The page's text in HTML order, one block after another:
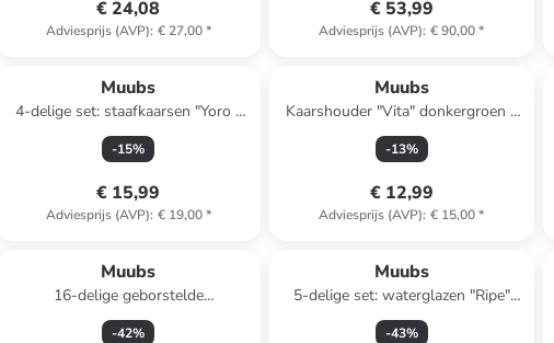
€ 24,08
Adviesprijs (AVP): € 27,00*
€ 53,99
Adviesprijs (AVP): € 90,00*
Muubs
4-delige set: staafkaarsen "Yoro -
Nordic Glow" crème/grijs - (H)30 x
Ø 2,2 cm
-15%
€ 15,99
Adviesprijs (AVP): € 19,00*
Muubs
Kaarshouder "Vita" donkergroen -
(H)6 x Ø 7,5 cm
-13%
€ 12,99
Adviesprijs (AVP): € 15,00*
Muubs
16-delige geborstelde
roestvrijstalen bestekset "Uta"
-42%
Muubs
5-delige set: waterglazen "Ripe"
bruin - 390 ml
-43%